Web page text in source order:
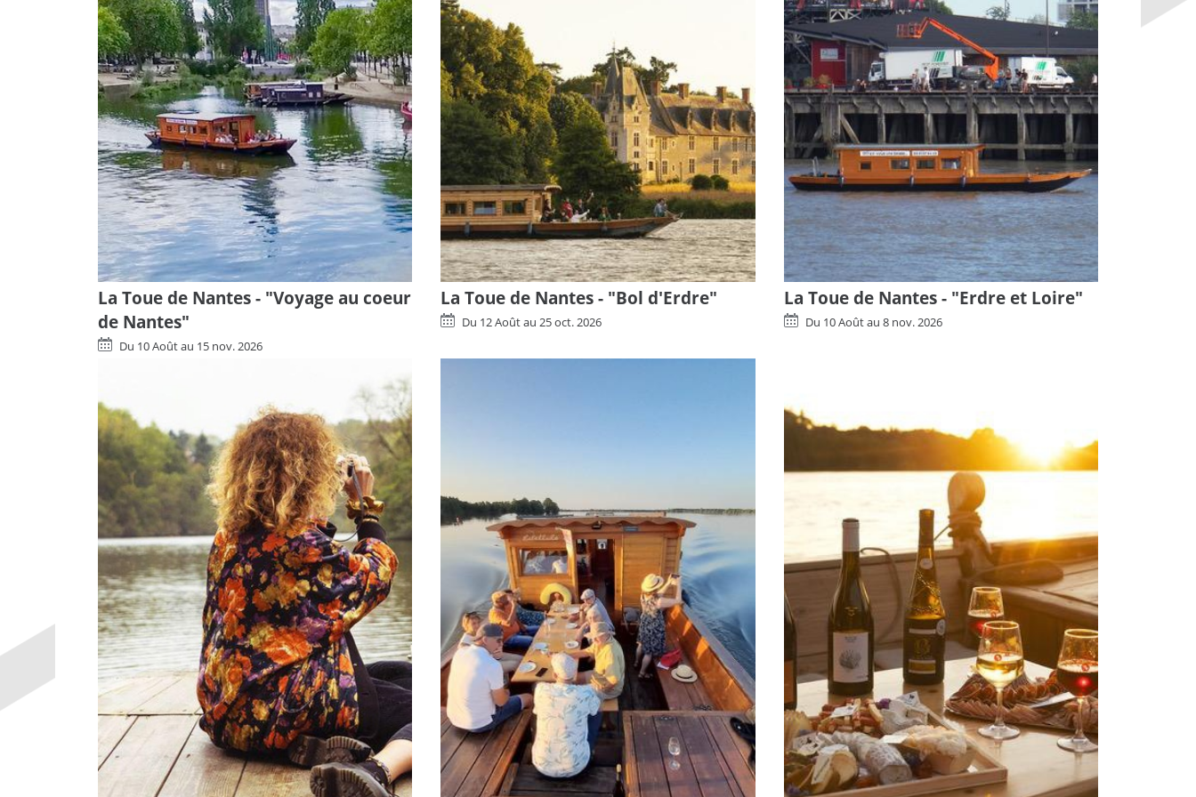
La Toue de Nantes - "Voyage au coeur
de Nantes"
Du 10 Aoûtau 15 nov. 2026
La Toue de Nantes - "Bol d'Erdre"
Du 12 Aoûtau 25 oct. 2026
La Toue de Nantes - "Erdre et Loire"
Du 10 Aoûtau 8 nov. 2026